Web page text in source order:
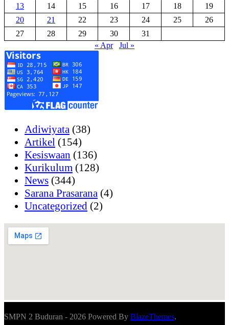
13
14 15 16 17 18
19
20
21 22 23 24 25
26
27
28 29 30
31
« Apr
Jul »
Adiwiyata (38)
Artikel (154)
Kesiswaan (136)
Kurikulum (128)
News (344)
Sarana Prasarana (4)
Uncategorized (2)
SMPN 2 Buduran - 2026 Powered By BlazeThemes.